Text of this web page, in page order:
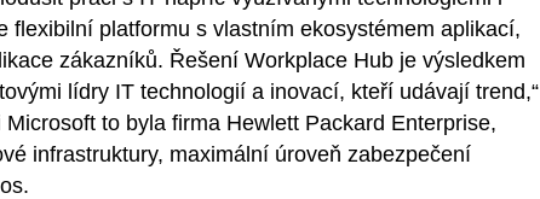
flexibilní platformu s vlastním ekosystémem aplikací,
zákazníků. Řešení Workplace Hub je výsledkem
lídry IT technologií a inovací, kteří udávají trend,“
to byla firma Hewlett Packard Enterprise,
infrastruktury, maximální úroveň zabezpečení